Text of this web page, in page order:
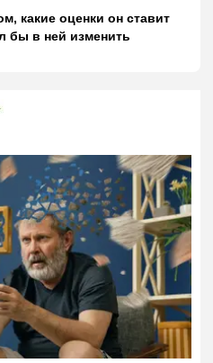
какие оценки он ставит
бы в ней изменить